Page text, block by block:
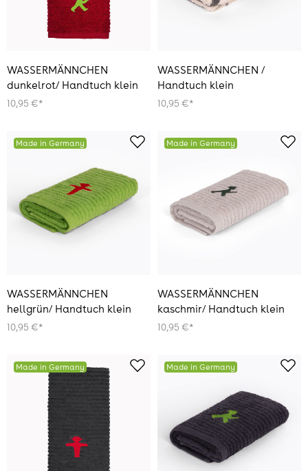
WASSERMÄNNCHEN
dunkelrot/ Handtuch klein
10,95 €*
WASSERMÄNNCHEN /
Handtuch klein
10,95 €*
Made in Germany
WASSERMÄNNCHEN
hellgrün/ Handtuch klein
10,95 €*
Made in Germany
WASSERMÄNNCHEN
kaschmir/ Handtuch klein
10,95 €*
Made in Germany Made in Germany